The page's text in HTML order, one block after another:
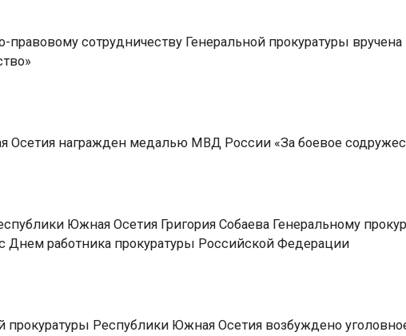
сотрудничеству Генеральной прокуратуры вручена
Осетия награжден медалью МВД России «За боевое
Южная Осетия Григория Собаева Генеральному
работника прокуратуры Российской Федерации
Республики Южная Осетия возбуждено